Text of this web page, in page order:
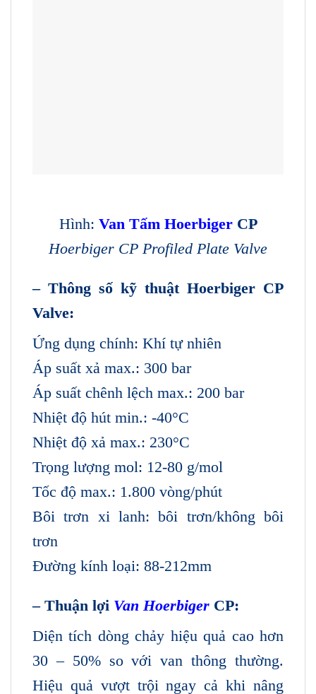
Hình: Van Tấm HoerbigerCP
Hoerbiger CP Profiled Plate Valve
– Thông số kỹ thuật Hoerbiger CP
Valve:
Ứng dụng chính: Khí tự nhiên
Áp suất xả max.: 300 bar
Áp suất chênh lệch max.: 200 bar
Nhiệt độ hút min.: -40°C
Nhiệt độ xả max.: 230°C
Trọng lượng mol: 12-80 g/mol
Tốc độ max.: 1.800 vòng/phút
Bôi trơn xi lanh: bôi trơn/không bôi
trơn
Đường kính loại: 88-212mm
– Thuận lợi Van Hoerbiger CP:
Diện tích dòng chảy hiệu quả cao hơn
30 – 50% so với van thông thường.
Hiệu quả vượt trội ngay cả khi nâng